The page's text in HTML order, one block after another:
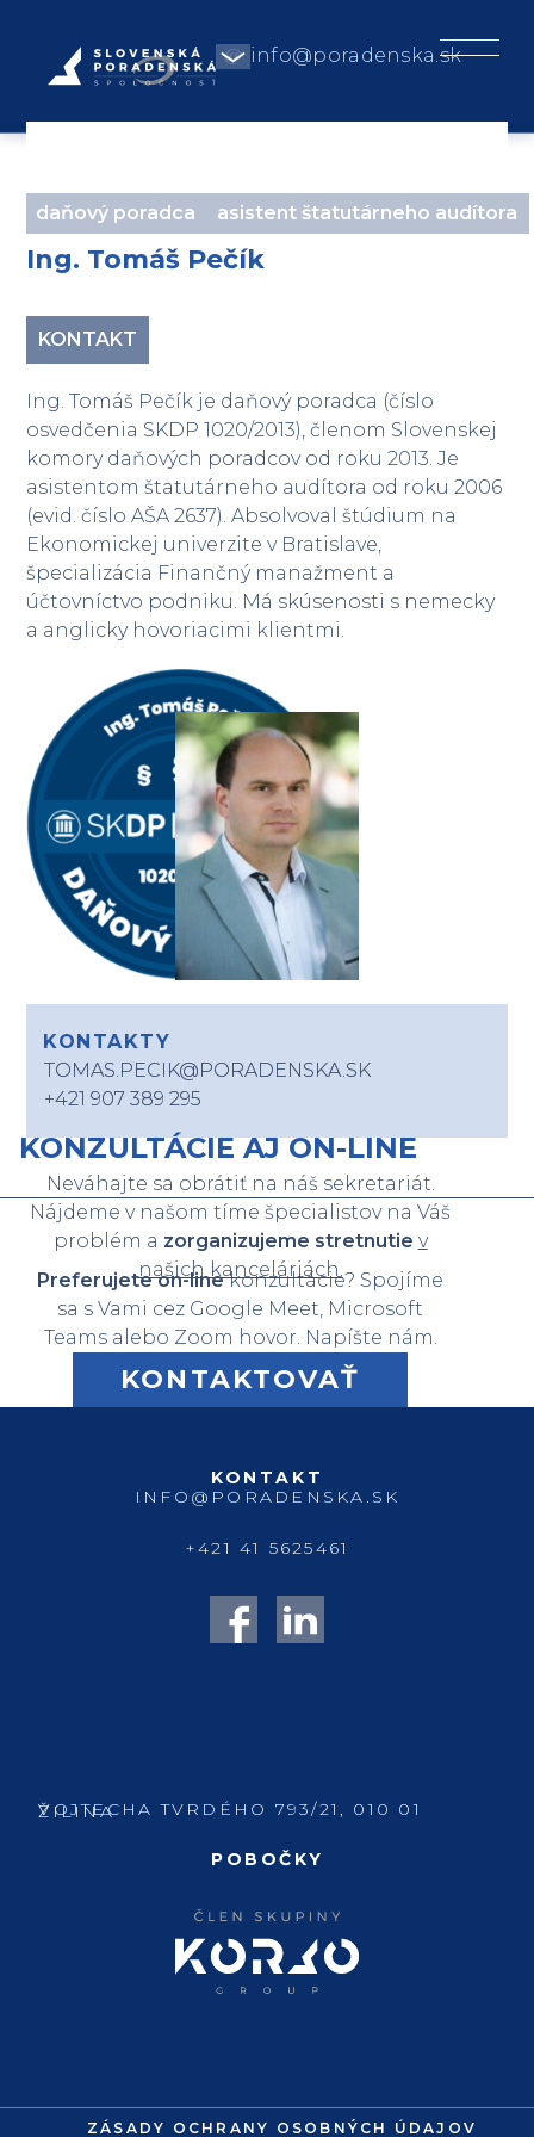
info@poradenska.sk
daňový poradca asistent štatutárneho audítora
Ing. Tomáš Pečík
KONTAKT
Ing. Tomáš Pečík je daňový poradca (číslo
osvedčenia SKDP 1020/2013), členom Slovenskej
komory daňových poradcov od roku 2013. Je
asistentom štatutárneho audítora od roku 2006
(evid. číslo AŠA 2637). Absolvoval štúdium na
Ekonomickej univerzite v Bratislave,
špecializácia Finančný manažment a
účtovníctvo podniku. Má skúsenosti s nemecky
a anglicky hovoriacimi klientmi.
KONTAKTY
TOMAS.PECIK@PORADENSKA.SK
+421 907 389 295
KONZULTÁCIE AJ ON-LINE
Neváhajte sa obrátiť na náš sekretariát.
Nájdeme v našom tíme špecialistov na Váš
problém a zorganizujeme stretnutie v
našich kanceláriách.
Preferujete on-linekonzultácie? Spojíme
sa s Vami cez Google Meet, Microsoft
Teams alebo Zoom hovor. Napíšte nám.
KONTAKTOVAŤ
KONTAKT
INFO@PORADENSKA.SK
+421 41 5625461
POBOČKY
VOJTECHA TVRDÉHO 793/21, 010 01 ŽILINA
ZÁSADY OCHRANY OSOBNÝCH ÚDAJOV